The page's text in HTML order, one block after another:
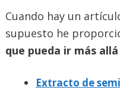
Cuando hay un
supuesto he
que pueda ir más allá
Extracto de